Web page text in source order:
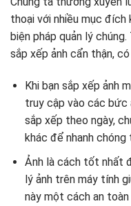
thoại với nhiều mục đích
biện pháp quản lý
sắp xếp ảnh cẩn thận,
Khi bạn sắp xếp ảnh
truy cập vào các bức
sắp xếp theo ngày,
khác để nhanh
Ảnh là cách tốt nhất
lý ảnh trên máy tính
này một cách an